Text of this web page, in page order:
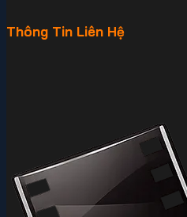
Thông Tin Liên Hệ